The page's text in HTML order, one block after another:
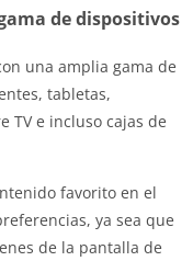
de dispositivos
una amplia gama de
tabletas,
TV e incluso cajas de
favorito en el
ya sea que
de la pantalla de